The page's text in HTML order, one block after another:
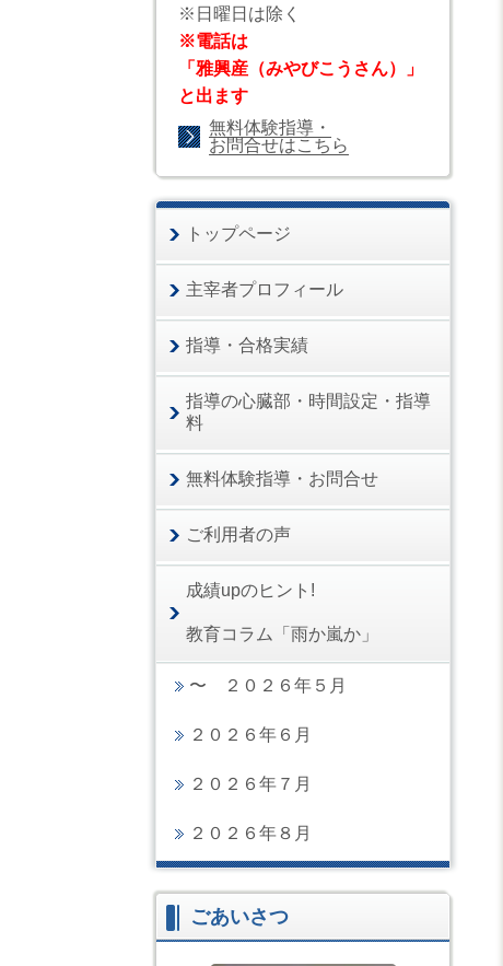
※日曜日は除く
※電話は
「雅興産（みやびこうさん）」
と出ます
無料体験指導・
お問合せはこちら
トップページ
主宰者プロフィール
指導・合格実績
指導の心臓部・時間設定・指導
料
無料体験指導・お問合せ
ご利用者の声
成績upのヒント!
教育コラム「雨か嵐か」
〜 ２０２６年５月
２０２６年６月
２０２６年７月
２０２６年８月
ごあいさつ